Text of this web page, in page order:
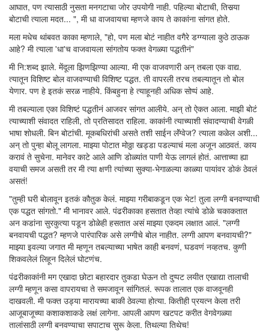
आघात, पण त्यासाठी नुसता मनगटाचा जोर उपयोगी नाही. पहिल्या बोटाची, तिसर्‍या
बोटाची त्याला मदत... ", मी धा वाजवायचा म्हणजे काय ते काकांना सांगत होते.
मला मधेच थांबवत काका म्हणाले, "हो, पण मला बोटं नाहीत वगैरे डग्ग्याला कुठे ठाऊक
आहे? मी त्याला 'धा'च वाजवायला सांगतोय फक्त वेगळ्या पद्धतीनं"
मी नि:शब्द झाले. मेंदूला झिणझिण्या आल्या. मी एक वाजवणारी अन् तबला एक वाद्य.
त्यातून विशिष्ट बोल वाजवण्याची विशिष्ट पद्धत. ती वापरली तरच तबल्यातून तो बोल
येणार. पण हे इतकं सरळ नाहीये. किंबहुना हे त्याहूनही अधिक सोप्पं आहे.
मी तबल्याला एका विशिष्टं पद्धतीनं आजवर सांगत आलीये. अन् तो ऐकत आला. माझी बोटं
त्याच्याशी संवादत राहिली, तो प्रतिसादत राहिला. काकांनी त्याच्याशी संवादण्याची वेगळी
भाषा शोधली. बिन बोटांची. मूकबधिरांची असते तशी साईन लॅंग्वेज? त्याला कळेल अशी...
अन् तो पुन्हा बोलू लागला. माझ्या पोटात मोठ्ठा खड्डा पडल्याचं मला अजून आठवतं. काय
करावं ते सुचेना. मानेवर काटे आले आणि डोळ्यांत पाणी येऊ लागलं होतं. आत्ताच्या ह्या
वयाची समज असती तर मी त्या क्षणी त्यांच्या सुक्या-भेगाळल्या काळ्या पायांवर डोकं ठेवलं
असतं!
"तुम्ही घरी बोलावून इतकं कौतुक केलं. माझ्या गरीबाकडून एक भेट! तुला लग्गी बनवण्याची
एक पद्धत सांगतो." मी भानावर आले. पंढरीकाका हसतात तेव्हा त्यांचे डोळे चकाकतात
अन कडांना सुरकुत्या पडून डोळेही हसतात असं माझ्या एकदम लक्षात आलं. "लग्गी
बनवायची पद्धत? म्हणजे पारंपारिक असे लग्गीचे बोल नाहीत. लग्गी आपण बनवायची?"
माझ्या इवल्या जगात मी म्हणून तबल्याच्या भाषेत काही बनवणं, घडवणं नव्हतच. कुणी
शिकवलेलं लिहून दिलेलं घोटणंच.
पंढरीकाकांनी मग एखादा छोटा बहारदार तुकडा घेऊन तो दुप्पट लयीत एखाद्या तालाची
लग्गी म्हणून कसा वापरायचा ते समजावून सांगितलं. रूपक तालात एक वाजवूनही
दाखवली. मी फक्त उड्या मारायच्या बाकी ठेवल्या होत्या. कितीही प्रयत्न केला तरी
आजूबाजूच्या कशाकशाकडे लक्षं लागेना. आपली आपण खटपट करीत वेगवेगळ्या
तालांसाठी लग्गी बनवण्याचा सपाटाच सुरू केला. तिथल्या तिथेच!